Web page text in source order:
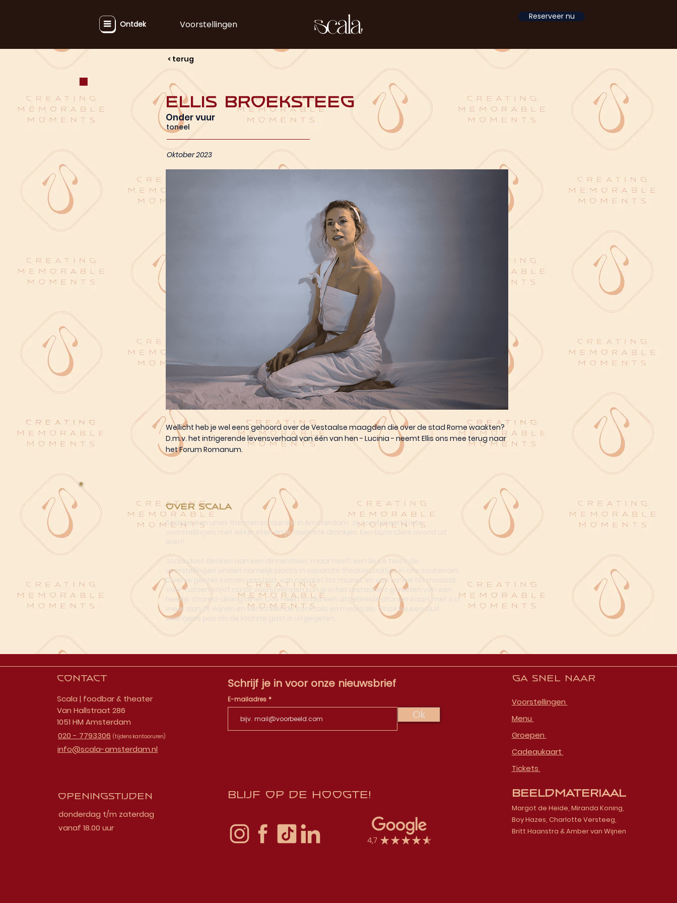
Ontdek Voorstellingen
Reserveer nu
< terug
toneel
Ellis Broeksteeg
Onder vuur
Oktober 2023
Wellicht heb je wel eens gehoord over de Vestaalse maagden die over de stad Rome waakten?
D.m.v. het intrigerende levensverhaal van één van hen - Lucinia - neemt Ellis ons mee terug naar
het Forum Romanum.
Over Scala
Scala is een uniek theaterrestaurant in Amsterdam. Je combineert korte
voorstellingen met lekker eten én je favoriete drankjes. Een bijzondere avond uit
Scala doet denken aan een dinnershow, maar heeft een leuke twist: de
voorstellingen vinden namelijk plaats in separate theaterzaaltjes in ons souterrain.
Diverse genres komen aan bod, van cabaret tot muziek en van toneel tot musical.
Voor, tussen en/of na de voorstellingen kan je in het restaurant genieten van een
heerlijk shared-dining diner. Ook heeft Scala een uitgebreide drankenkaart met o.a.
meer dan 25 wijnen en verschillende cocktails en mocktails. Onze keuken sluit
overigens pas als de laatste gast is uitgegeten.
Contact
Scala | foodbar & theater
Van Hallstraat 286
1051 HM Amsterdam
020 - 7793306 (tijdens kantooruren)
info@scala-amsterdam.nl
Openingstijden
donderdag t/m zaterdag
vanaf 18.00 uur
Schrijf je in voor onze nieuwsbrief
E-mailadres
Ok
Blijf op de hoogte!
Ga snel naar
Voorstellingen
Menu
Groepen
Cadeaukaart
Tickets
Beeldmateriaal
Margot de Heide, Miranda Koning,
Boy Hazes, Charlotte Versteeg,
Britt Haanstra & Amber van Wijnen